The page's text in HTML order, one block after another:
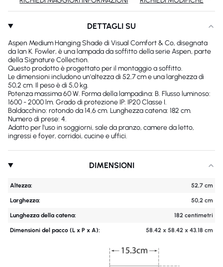
DETTAGLI SU
Aspen Medium Hanging Shade di Visual Comfort & Co, disegnata
da Ian K. Fowler, è una lampada da soffitto della serie Aspen, parte
della Signature Collection.
Questo prodotto è progettato per il montaggio a soffitto.
Le dimensioni includono un'altezza di 52,7 cm e una larghezza di
50,2 cm. Il peso è di 5,0 kg.
Potenza massima 60 W. Forma della lampadina: B. Flusso luminoso:
1600 - 2000 lm. Grado di protezione IP: IP20 Classe I.
Baldacchino: rotondo da 14,6 cm. Lunghezza catena: 182 cm.
Numero di prese: 4.
Adatto per l'uso in soggiorni, sale da pranzo, camere da letto,
ingressi e foyer, corridoi, cucine e uffici.
DIMENSIONI
Altezza: 52,7 cm
Larghezza: 50,2 cm
Lunghezza della catena: 182 centimetri
Dimensioni del pacco (L x P x A): 58.42 x 58.42 x 43.18 cm